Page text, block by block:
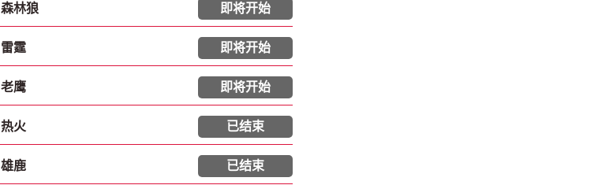
森林狼 即将开始
雷霆 即将开始
老鹰 即将开始
热火 已结束
雄鹿 已结束